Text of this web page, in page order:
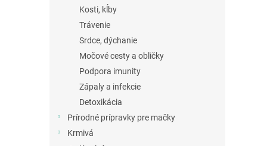
Kosti, kĺby
Trávenie
Srdce, dýchanie
Močové cesty a obličky
Podpora imunity
Zápaly a infekcie
Detoxikácia
Prírodné prípravky pre mačky
Krmivá